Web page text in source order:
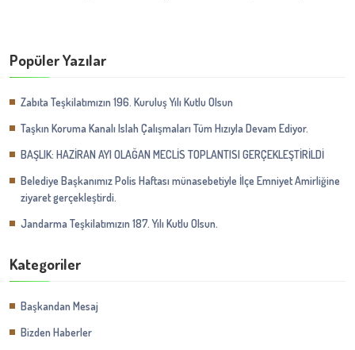
Popüler Yazılar
Zabıta Teşkilatımızın 196. Kuruluş Yılı Kutlu Olsun
Taşkın Koruma Kanalı Islah Çalışmaları Tüm Hızıyla Devam Ediyor.
BAŞLIK: HAZİRAN AYI OLAĞAN MECLİS TOPLANTISI GERÇEKLEŞTİRİLDİ
Belediye Başkanımız Polis Haftası münasebetiyle İlçe Emniyet Amirliğine
ziyaret gerçekleştirdi.
Jandarma Teşkilatımızın 187. Yılı Kutlu Olsun.
Kategoriler
Başkandan Mesaj
Bizden Haberler